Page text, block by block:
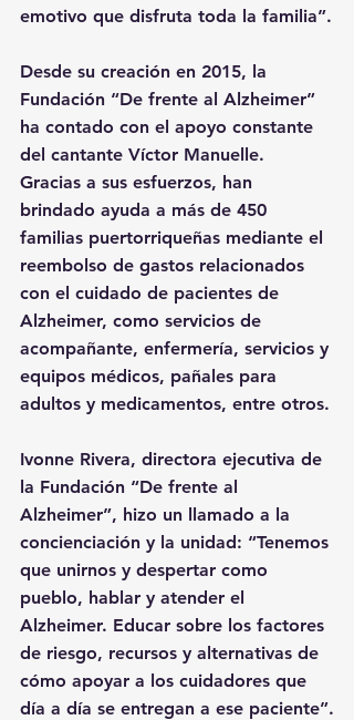
emotivo que disfruta toda la familia”.
Desde su creación en 2015, la
Fundación “De frente al Alzheimer”
ha contado con el apoyo constante
del cantante Víctor Manuelle.
Gracias a sus esfuerzos, han
brindado ayuda a más de 450
familias puertorriqueñas mediante el
reembolso de gastos relacionados
con el cuidado de pacientes de
Alzheimer, como servicios de
acompañante, enfermería, servicios y
equipos médicos, pañales para
adultos y medicamentos, entre otros.
Ivonne Rivera, directora ejecutiva de
la Fundación “De frente al
Alzheimer”, hizo un llamado a la
concienciación y la unidad: “Tenemos
que unirnos y despertar como
pueblo, hablar y atender el
Alzheimer. Educar sobre los factores
de riesgo, recursos y alternativas de
cómo apoyar a los cuidadores que
día a día se entregan a ese paciente”.